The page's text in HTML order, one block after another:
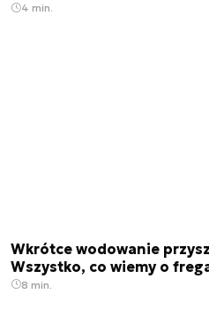
4 min.
Wkrótce wodowanie
Wszystko, co wiemy o
8 min.